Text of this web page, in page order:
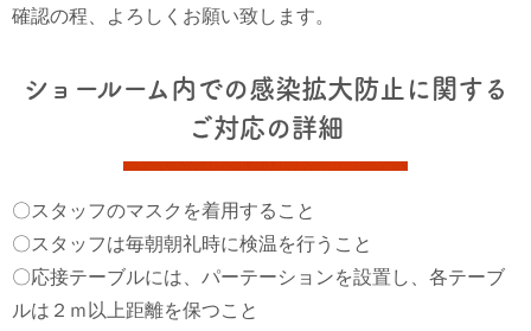
確認の程、よろしくお願い致します。
ショールーム内での感染拡大防止に関する
ご対応の詳細
〇スタッフのマスクを着用すること
〇スタッフは毎朝朝礼時に検温を行うこと
〇応接テーブルには、パーテーションを設置し、各テーブ
ルは２ｍ以上距離を保つこと